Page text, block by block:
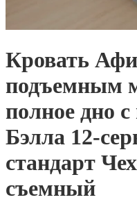
Кровать
подъемным
полное дно
Бэлла 12-
стандарт
съемный